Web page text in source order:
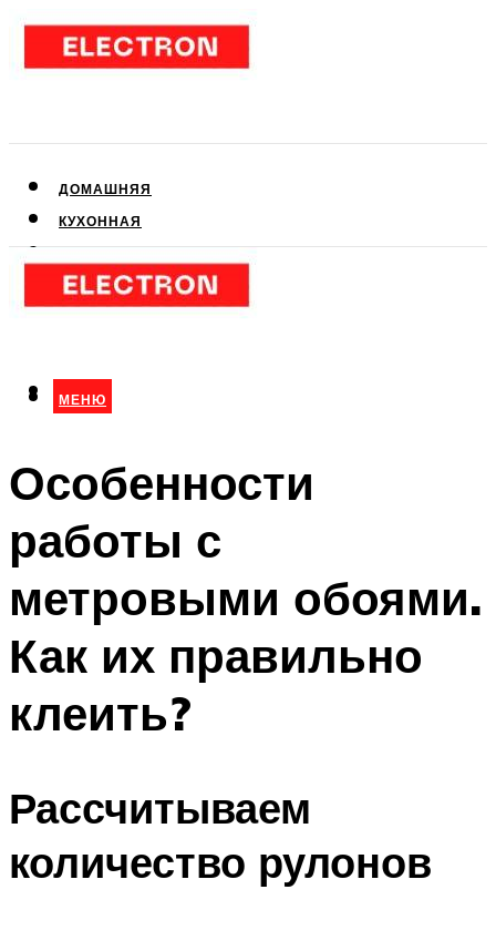
ДОМАШНЯЯ
КУХОННАЯ
КЛИМАТИЧЕСКАЯ
МЕНЮ
МЕНЮ
Особенности
работы с
метровыми обоями.
Как их правильно
клеить?
Рассчитываем
количество рулонов